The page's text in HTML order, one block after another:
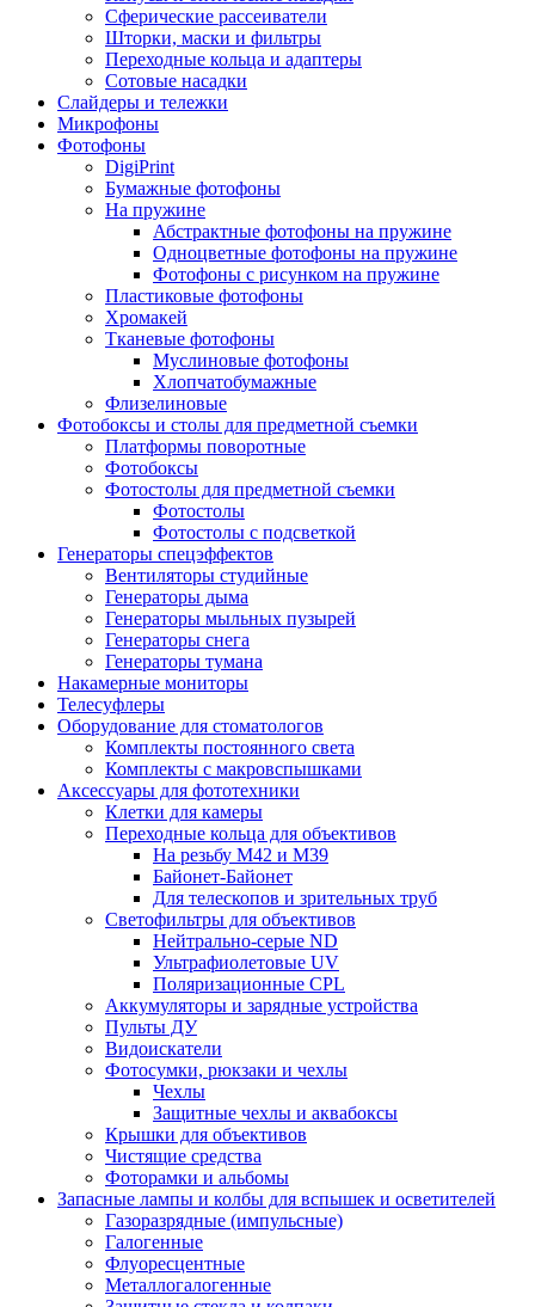
Сферические рассеиватели
Шторки, маски и фильтры
Переходные кольца и адаптеры
Сотовые насадки
Слайдеры и тележки
Микрофоны
Фотофоны
DigiPrint
Бумажные фотофоны
На пружине
Абстрактные фотофоны на пружине
Одноцветные фотофоны на пружине
Фотофоны с рисунком на пружине
Пластиковые фотофоны
Хромакей
Тканевые фотофоны
Муслиновые фотофоны
Хлопчатобумажные
Флизелиновые
Фотобоксы и столы для предметной съемки
Платформы поворотные
Фотобоксы
Фотостолы для предметной съемки
Фотостолы
Фотостолы с подсветкой
Генераторы спецэффектов
Вентиляторы студийные
Генераторы дыма
Генераторы мыльных пузырей
Генераторы снега
Генераторы тумана
Накамерные мониторы
Телесуфлеры
Оборудование для стоматологов
Комплекты постоянного света
Комплекты с макровспышками
Аксессуары для фототехники
Клетки для камеры
Переходные кольца для объективов
На резьбу М42 и М39
Байонет-Байонет
Для телескопов и зрительных труб
Светофильтры для объективов
Нейтрально-серые ND
Ультрафиолетовые UV
Поляризационные CPL
Аккумуляторы и зарядные устройства
Пульты ДУ
Видоискатели
Фотосумки, рюкзаки и чехлы
Чехлы
Защитные чехлы и аквабоксы
Крышки для объективов
Чистящие средства
Фоторамки и альбомы
Запасные лампы и колбы для вспышек и осветителей
Газоразрядные (импульсные)
Галогенные
Флуоресцентные
Металлогалогенные